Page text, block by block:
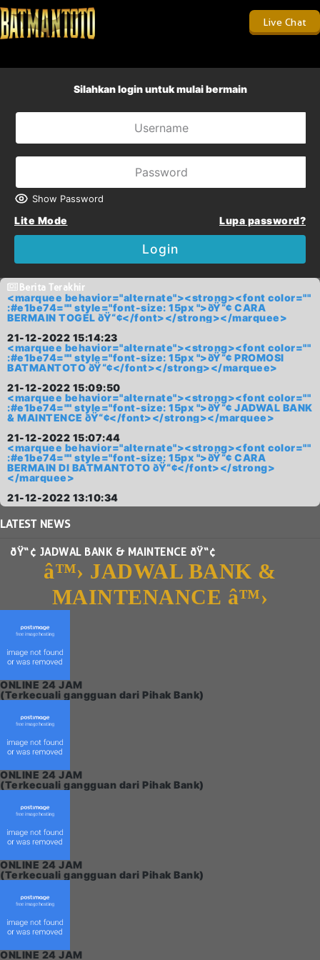
Live Chat
Silahkan login untuk mulai bermain
Show Password
Lite Mode Lupa password?
Login
Berita Terakhir
<marquee behavior="alternate"><strong><font color=""
:#e1be74="" style="font-size: 15px ">ðŸ“¢ CARA
BERMAIN TOGEL ðŸ“¢</font></strong></marquee>
21-12-2022 15:14:23
<marquee behavior="alternate"><strong><font color=""
:#e1be74="" style="font-size: 15px ">ðŸ“¢ PROMOSI
BATMANTOTO ðŸ“¢</font></strong></marquee>
21-12-2022 15:09:50
<marquee behavior="alternate"><strong><font color=""
:#e1be74="" style="font-size: 15px ">ðŸ“¢ JADWAL BANK
& MAINTENCE ðŸ“¢</font></strong></marquee>
21-12-2022 15:07:44
<marquee behavior="alternate"><strong><font color=""
:#e1be74="" style="font-size: 15px ">ðŸ“¢ CARA
BERMAIN DI BATMANTOTO ðŸ“¢</font></strong>
</marquee>
21-12-2022 13:10:34
LATESTNEWS
ðŸ“¢ JADWAL BANK & MAINTENCE ðŸ“¢
â™› JADWAL BANK &
MAINTENANCE â™›
ONLINE 24 JAM
(Terkecuali gangguan dari Pihak Bank)
ONLINE 24 JAM
(Terkecuali gangguan dari Pihak Bank)
ONLINE 24 JAM
(Terkecuali gangguan dari Pihak Bank)
ONLINE 24 JAM